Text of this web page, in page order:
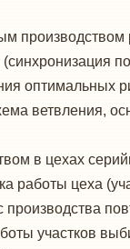
оптимальных
ветвления,
в цехах
работы цеха
производства
участков